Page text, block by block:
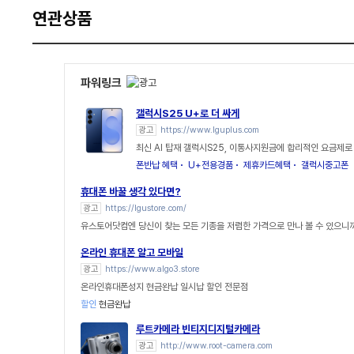
연관상품
파워링크
갤럭시S25 U+로 더 싸게
광고 https://www.lguplus.com
최신 AI 탑재 갤럭시S25, 이통사지원금에 합리적인 요금제
폰반납 혜택
U+전용경품 제휴카드혜택 갤럭시중고폰
휴대폰 바꿀 생각 있다면?
광고 https://lgustore.com/
유스토어닷컴엔 당신이 찾는 모든 기종을 저렴한 가격으로 만나 볼 수 있으니
온라인 휴대폰 알고 모바일
광고 https://www.algo3.store
온라인휴대폰성지 현금완납 일시납 할인 전문점
할인 현금완납
루트카메라 빈티지디지털카메라
광고 http://www.root-camera.com